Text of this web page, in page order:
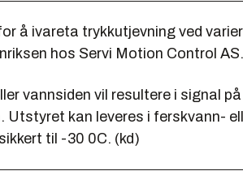
å ivareta trykkutjevning ved
hos Servi Motion Control AS.
vannsiden vil resultere i signal
kan leveres i ferskvann-
til -30 0C. (kd)